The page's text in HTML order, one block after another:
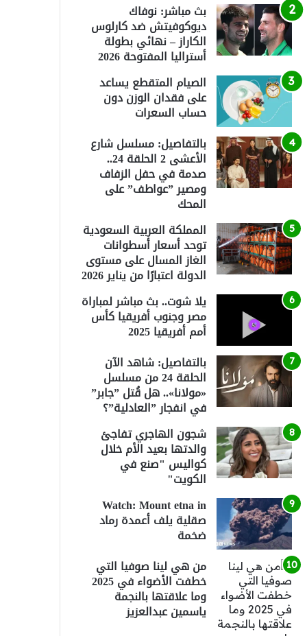
بث مباشر: نوفاك
ديوكوفيتش ضد كارلوس
الكاراز – نهائي بطولة
أستراليا المفتوحة 2026
الصيام المتقطع يساعد
على فقدان الوزن دون
حساب السعرات
بالتفاصيل: مسلسل شارع
الأعشى 2 الحلقة 24..
صدمة في حفل الزفاف
ومصير ”عواطف” على
المحك
المملكة العربية السعودية
توحد أسعار أسطوانات
الغاز المسال على مستوى
الدولة اعتبارًا من يناير 2026
يلا شوت.. بث مباشر لمباراة
مصر وجنوب أفريقيا كأس
أمم أفريقيا 2025
بالتفاصيل: شاهد الآن
الحلقة 24 من مسلسل
«مولانا».. هل قُتل ”جابر”
في انفجار ”العادلية”؟
شجون الهاجري تفاجئ
والدتها بعيد الأم خلال
كواليس "صنع في
الكويت"
Watch: Mount etna in
صقلية يلف أعمدة رماد
ضخمة
من هي لينا صوفيا التي
خطفت الأضواء في 2025
وما علاقتها بالنجمة
ياسمين عبدالعزيز